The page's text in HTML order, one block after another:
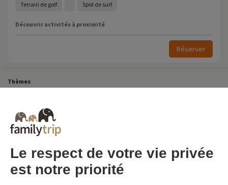
Terrain de golf Spot de surf
Découvrir activités à proximité
Réserver
Thèmes
Court séjour de dernière minute
Court séjour Insolite
Destinations
Vacances au Ski en France
Familytrip
Le respect de votre vie privée
est notre priorité